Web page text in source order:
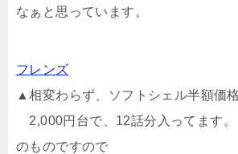
なぁと思っています。
フレンズ
▲相変わらず、ソフトシェル半額価格
2,000円台で、12話分入ってます。
のものですので